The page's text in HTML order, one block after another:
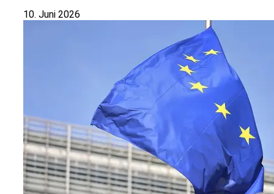
10. Juni 2026